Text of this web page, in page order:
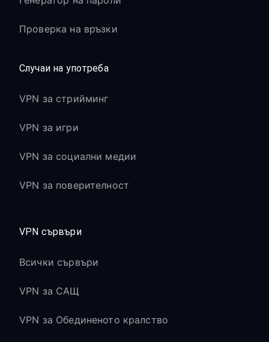
Проверка на връзки
Случаи на употреба
VPN за стрийминг
VPN за игри
VPN за социални медии
VPN за поверителност
VPN сървъри
Всички сървъри
VPN за САЩ
VPN за Обединеното кралство